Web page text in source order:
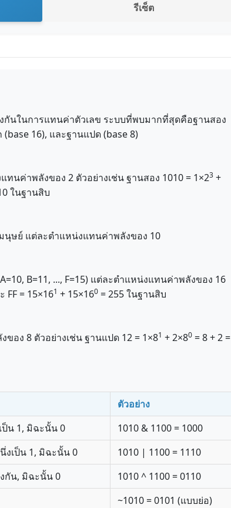
รีเซ็ต
กันในการแทนค่าตัวเลข ระบบที่พบมากที่สุดคือฐานสอง
16), และฐานแปด (base 8)
ทนค่าพลังของ 2 ตัวอย่างเช่น ฐานสอง 1010 = 1×23 +
ในฐานสิบ
นุษย์ แต่ละตำแหน่งแทนค่าพลังของ 10
B=11, ..., F=15) แต่ละตำแหน่งแทนค่าพลังของ 16
FF = 15×161 + 15×160 = 255 ในฐานสิบ
อง 8 ตัวอย่างเช่น ฐานแปด 12 = 1×81 + 2×80 = 8 + 2 =
ตัวอย่าง
ป็น 1, มิฉะนั้น 0
1010 & 1100 = 1000
งเป็น 1, มิฉะนั้น 0
1010 | 1100 = 1110
กัน, มิฉะนั้น 0
1010 ^ 1100 = 0110
~1010 = 0101 (แบบย่อ)